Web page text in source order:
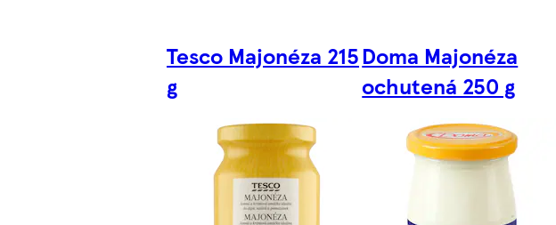
Tesco Majonéza 215
g
Doma Majonéza
ochutená 250 g